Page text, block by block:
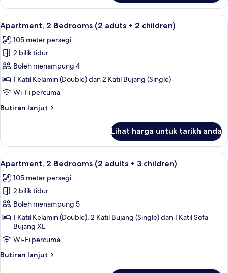
2
Bedrooms
(2
adults
+
child)
Lihat
semua
foto
untuk
Apartment,
2
Bedrooms
aduts
children)
2 bilik tidur, peti besi dalam bilik,
11
Apartment, 2 Bedrooms (2 aduts + 2 children)
105 meter persegi
2 bilik tidur
Boleh menampung 4
1 Katil Kelamin (Double) dan 2 Katil Bujang (Single)
Wi-Fi percuma
Butiran lanjut
Butiran
2
Bedrooms
(2
aduts
+
2
children)
Lihat harga untuk tarikh anda
Lihat
semua
foto
untuk
Apartment,
2
Bedrooms
(2
adults
2 bilik tidur, peti besi dalam bilik,
11
Apartment, 2 Bedrooms (2 adults + 3 children)
105 meter persegi
2 bilik tidur
Boleh menampung 5
1 Katil Kelamin (Double), 2 Katil Bujang (Single) dan 1 Katil Sofa
Bujang XL
Wi-Fi percuma
Butiran lanjut
Butiran